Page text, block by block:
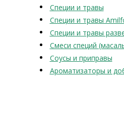
Специи и травы
Специи и травы
Специи и травы
Смеси специй
Соусы и приправы
Ароматизаторы и